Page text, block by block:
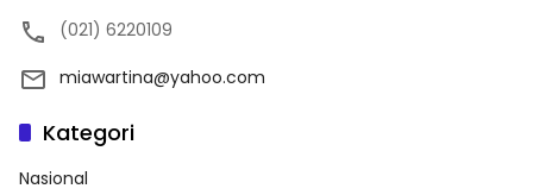
(021) 6220109
miawartina@yahoo.com
Kategori
Nasional